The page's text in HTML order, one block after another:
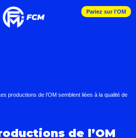
Pariez sur l'OM
productions de l’OM semblent liées à la qualité de
de l’OM